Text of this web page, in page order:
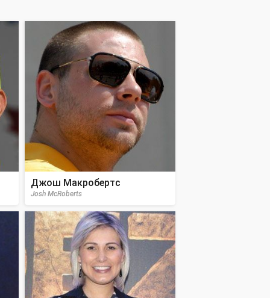
Джош Макробертс
Josh McRoberts